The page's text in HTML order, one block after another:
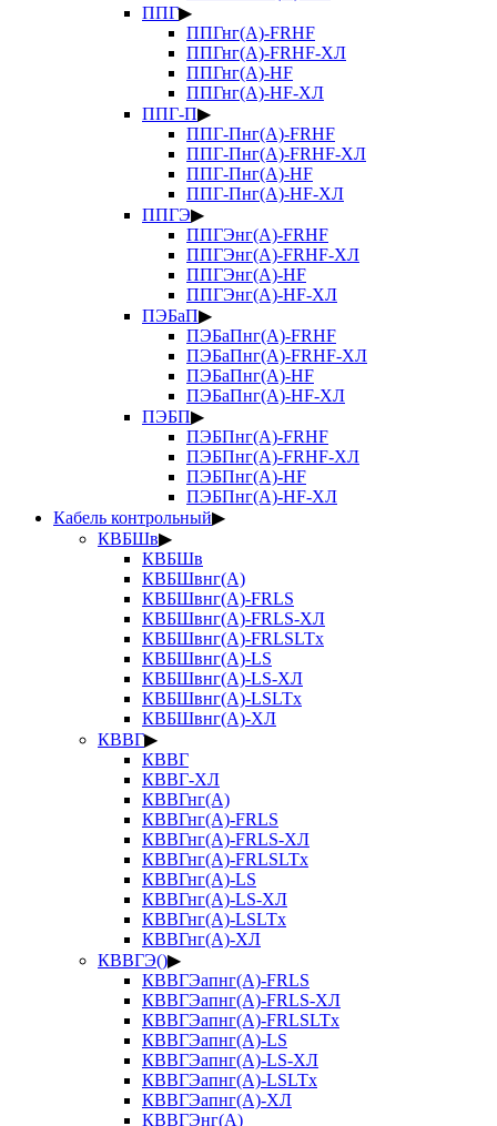
ППГ▶
ППГнг(А)-FRHF
ППГнг(А)-FRHF-ХЛ
ППГнг(А)-HF
ППГнг(А)-HF-ХЛ
ППГ-П▶
ППГ-Пнг(А)-FRHF
ППГ-Пнг(А)-FRHF-ХЛ
ППГ-Пнг(А)-HF
ППГ-Пнг(А)-HF-ХЛ
ППГЭ▶
ППГЭнг(А)-FRHF
ППГЭнг(А)-FRHF-ХЛ
ППГЭнг(А)-HF
ППГЭнг(А)-HF-ХЛ
ПЭБаП▶
ПЭБаПнг(А)-FRHF
ПЭБаПнг(А)-FRHF-ХЛ
ПЭБаПнг(А)-HF
ПЭБаПнг(А)-HF-ХЛ
ПЭБП▶
ПЭБПнг(А)-FRHF
ПЭБПнг(А)-FRHF-ХЛ
ПЭБПнг(А)-HF
ПЭБПнг(А)-HF-ХЛ
Кабель контрольный▶
КВБШв▶
КВБШв
КВБШвнг(А)
КВБШвнг(А)-FRLS
КВБШвнг(А)-FRLS-ХЛ
КВБШвнг(А)-FRLSLTx
КВБШвнг(А)-LS
КВБШвнг(А)-LS-ХЛ
КВБШвнг(А)-LSLTx
КВБШвнг(А)-ХЛ
КВВГ▶
КВВГ
КВВГ-ХЛ
КВВГнг(А)
КВВГнг(А)-FRLS
КВВГнг(А)-FRLS-ХЛ
КВВГнг(А)-FRLSLTx
КВВГнг(А)-LS
КВВГнг(А)-LS-ХЛ
КВВГнг(А)-LSLTx
КВВГнг(А)-ХЛ
КВВГЭ()▶
КВВГЭапнг(А)-FRLS
КВВГЭапнг(А)-FRLS-ХЛ
КВВГЭапнг(А)-FRLSLTx
КВВГЭапнг(А)-LS
КВВГЭапнг(А)-LS-ХЛ
КВВГЭапнг(А)-LSLTx
КВВГЭапнг(А)-ХЛ
КВВГЭнг(А)